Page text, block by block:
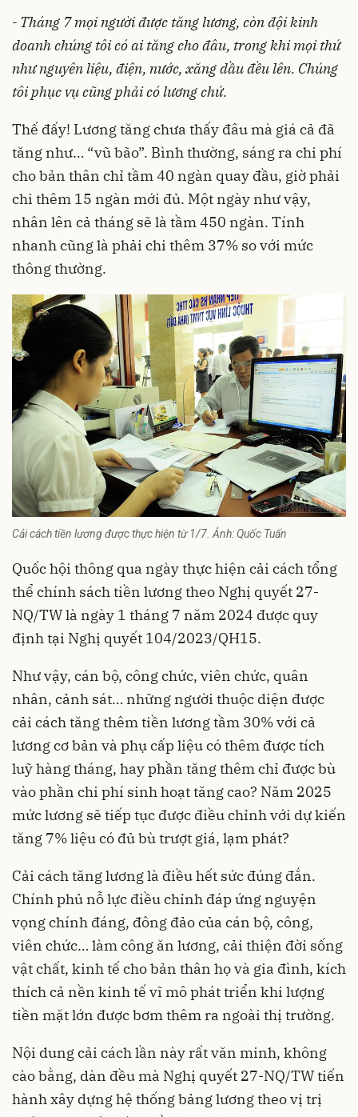
- Tháng 7 mọi người được tăng lương, còn đội kinh
doanh chúng tôi có ai tăng cho đâu, trong khi mọi thứ
như nguyên liệu, điện, nước, xăng dầu đều lên. Chúng
tôi phục vụ cũng phải có lương chứ.
Thế đấy! Lương tăng chưa thấy đâu mà giá cả đã
tăng như… “vũ bão”. Bình thường, sáng ra chi phí
cho bản thân chỉ tầm 40 ngàn quay đầu, giờ phải
chi thêm 15 ngàn mới đủ. Một ngày như vậy,
nhân lên cả tháng sẽ là tầm 450 ngàn. Tính
nhanh cũng là phải chi thêm 37% so với mức
thông thường.
Cải cách tiền lương được thực hiện từ 1/7. Ảnh: Quốc Tuấn
Quốc hội thông qua ngày thực hiện cải cách tổng
thể chính sách tiền lương theo Nghị quyết 27-
NQ/TW là ngày 1 tháng 7 năm 2024 được quy
định tại Nghị quyết 104/2023/QH15.
Như vậy, cán bộ, công chức, viên chức, quân
nhân, cảnh sát… những người thuộc diện được
cải cách tăng thêm tiền lương tầm 30% với cả
lương cơ bản và phụ cấp liệu có thêm được tích
luỹ hàng tháng, hay phần tăng thêm chỉ được bù
vào phần chi phí sinh hoạt tăng cao? Năm 2025
mức lương sẽ tiếp tục được điều chỉnh với dự kiến
tăng 7% liệu có đủ bù trượt giá, lạm phát?
Cải cách tăng lương là điều hết sức đúng đắn.
Chính phủ nỗ lực điều chỉnh đáp ứng nguyện
vọng chính đáng, đông đảo của cán bộ, công,
viên chức… làm công ăn lương, cải thiện đời sống
vật chất, kinh tế cho bản thân họ và gia đình, kích
thích cả nền kinh tế vĩ mô phát triển khi lượng
tiền mặt lớn được bơm thêm ra ngoài thị trường.
Nội dung cải cách lần này rất văn minh, không
cào bằng, dàn đều mà Nghị quyết 27-NQ/TW tiến
hành xây dựng hệ thống bảng lương theo vị trị